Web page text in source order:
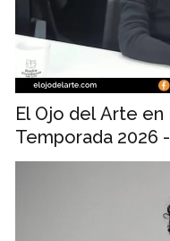
El Ojo del Arte en
Temporada 2026